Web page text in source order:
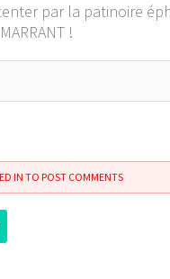
par la patinoire
!
IN TO POST COMMENTS